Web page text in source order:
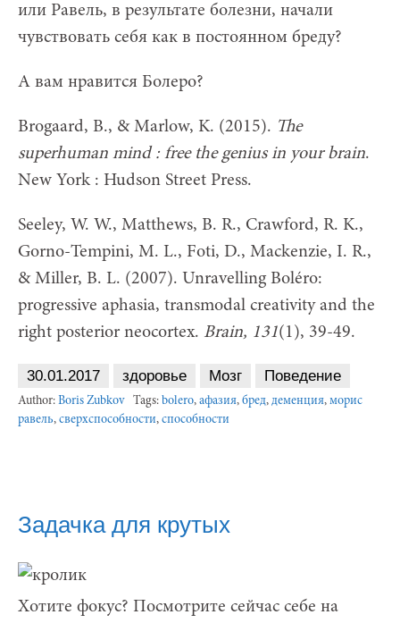
или Равель, в результате болезни, начали
чувствовать себя как в постоянном бреду?
А вам нравится Болеро?
Brogaard, B., & Marlow, K. (2015). The
superhuman mind : free the genius in your brain.
New York : Hudson Street Press.
Seeley, W. W., Matthews, B. R., Crawford, R. K.,
Gorno-Tempini, M. L., Foti, D., Mackenzie, I. R.,
& Miller, B. L. (2007). Unravelling Boléro:
progressive aphasia, transmodal creativity and the
right posterior neocortex. Brain, 131(1), 39-49.
30.01.2017 здоровье Мозг Поведение
Author: Boris Zubkov Tags: bolero, афазия, бред, деменция, морис
равель, сверхспособности, способности
Задачка для крутых
Хотите фокус? Посмотрите сейчас себе на